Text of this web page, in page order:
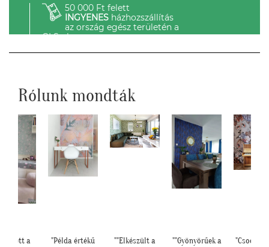
50 000 Ft felett
INGYENESházhozszállítás
az ország egész területén a
GLS-el.
Rólunk mondták
lett a
"Példa értékű
""Elkészült a
""Gyönyörűek a